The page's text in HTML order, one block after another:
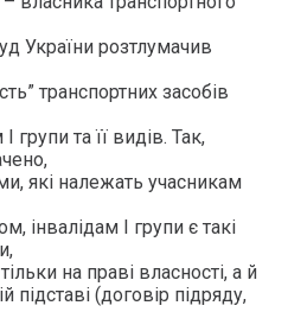
України розтлумачив
транспортних засобів
групи та її видів. Так,
які належать учасникам
інвалідам I групи є такі
на праві власності, а й
підставі (договір підряду,